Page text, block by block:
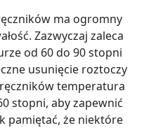
ma ogromny
Zazwyczaj zaleca
od 60 do 90 stopni
usunięcie roztoczy
temperatura
stopni, aby zapewnić
pamiętać, że niektóre